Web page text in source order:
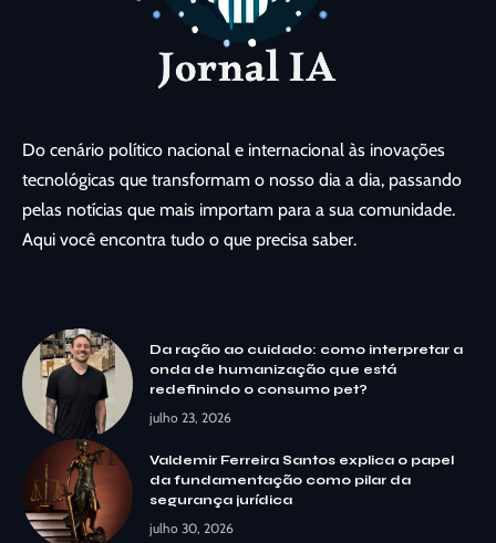
Do cenário político nacional e internacional às inovações
tecnológicas que transformam o nosso dia a dia, passando
pelas notícias que mais importam para a sua comunidade.
Aqui você encontra tudo o que precisa saber.
Da ração ao cuidado: como interpretar a
onda de humanização que está
redefinindo o consumo pet?
julho 23, 2026
Valdemir Ferreira Santos explica o papel
da fundamentação como pilar da
segurança jurídica
julho 30, 2026